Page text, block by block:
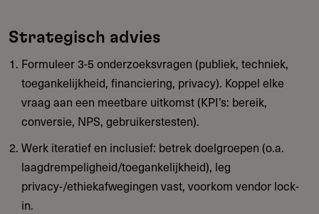
Strategisch advies
Formuleer 3-5 onderzoeksvragen (publiek, techniek,
toegankelijkheid, financiering, privacy). Koppel elke
vraag aan een meetbare uitkomst (KPI’s: bereik,
conversie, NPS, gebruikerstesten).
Werk iteratief en inclusief: betrek doelgroepen (o.a.
laagdrempeligheid/toegankelijkheid), leg
privacy-/ethiekafwegingen vast, voorkom vendor lock-
in.